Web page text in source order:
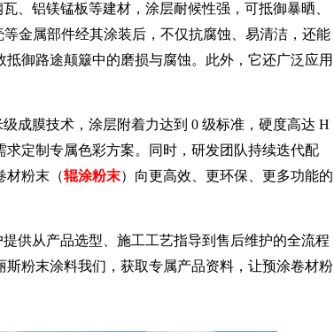
、铝镁锰板等建材，涂层耐候性强，可抵御暴晒、
金属部件经其涂装后，不仅抗腐蚀、易清洁，还能
御路途颠簸中的磨损与腐蚀。此外，它还广泛应用
成膜技术，涂层附着力达到 0 级标准，硬度高达 H
定制专属色彩方案。同时，研发团队持续迭代配
材粉末（辊涂粉末）向更高效、更环保、更多功能的
供从产品选型、施工工艺指导到售后维护的全流程
粉末涂料我们，获取专属产品资料，让预涂卷材粉